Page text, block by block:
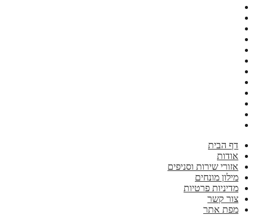
דף הבית
אודות
אזורי שירות וסניפים
מילון מונחים
מדיניות פרטיות
צור קשר
מפת אתר